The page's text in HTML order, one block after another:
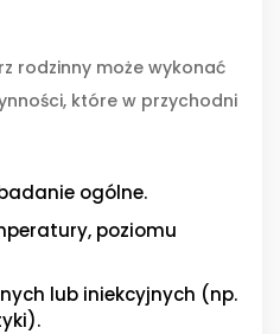
rodzinny może wykonać
które w przychodni
ogólne.
poziomu
lub iniekcyjnych (np.